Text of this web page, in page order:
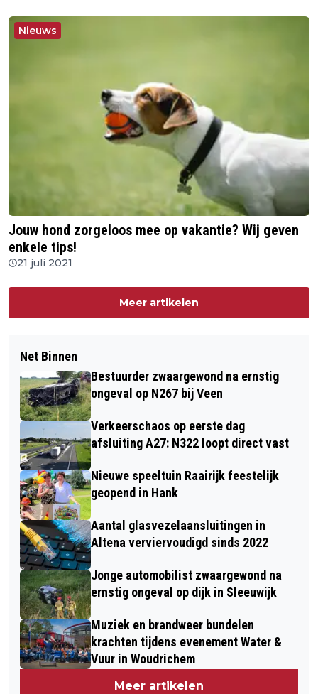
Nieuws
Jouw hond zorgeloos mee op vakantie? Wij geven
enkele tips!
21 juli 2021
Meer artikelen
Net Binnen
Bestuurder zwaargewond na ernstig
ongeval op N267 bij Veen
Verkeerschaos op eerste dag
afsluiting A27: N322 loopt direct vast
Nieuwe speeltuin Raairijk feestelijk
geopend in Hank
Aantal glasvezelaansluitingen in
Altena verviervoudigd sinds 2022
Jonge automobilist zwaargewond na
ernstig ongeval op dijk in Sleeuwijk
Muziek en brandweer bundelen
krachten tijdens evenement Water &
Vuur in Woudrichem
Meer artikelen